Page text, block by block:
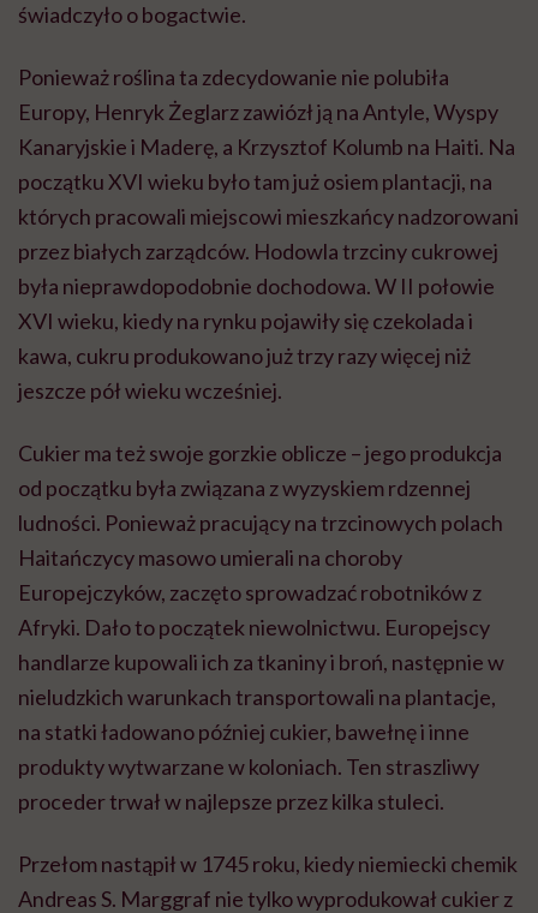
świadczyło o bogactwie.
Ponieważ roślina ta zdecydowanie nie polubiła
Europy, Henryk Żeglarz zawiózł ją na Antyle, Wyspy
Kanaryjskie i Maderę, a Krzysztof Kolumb na Haiti. Na
początku XVI wieku było tam już osiem plantacji, na
których pracowali miejscowi mieszkańcy nadzorowani
przez białych zarządców. Hodowla trzciny cukrowej
była nieprawdopodobnie dochodowa. W II połowie
XVI wieku, kiedy na rynku pojawiły się czekolada i
kawa, cukru produkowano już trzy razy więcej niż
jeszcze pół wieku wcześniej.
Cukier ma też swoje gorzkie oblicze – jego produkcja
od początku była związana z wyzyskiem rdzennej
ludności. Ponieważ pracujący na trzcinowych polach
Haitańczycy masowo umierali na choroby
Europejczyków, zaczęto sprowadzać robotników z
Afryki. Dało to początek niewolnictwu. Europejscy
handlarze kupowali ich za tkaniny i broń, następnie w
nieludzkich warunkach transportowali na plantacje,
na statki ładowano później cukier, bawełnę i inne
produkty wytwarzane w koloniach. Ten straszliwy
proceder trwał w najlepsze przez kilka stuleci.
Przełom nastąpił w 1745 roku, kiedy niemiecki chemik
Andreas S. Marggraf nie tylko wyprodukował cukier z